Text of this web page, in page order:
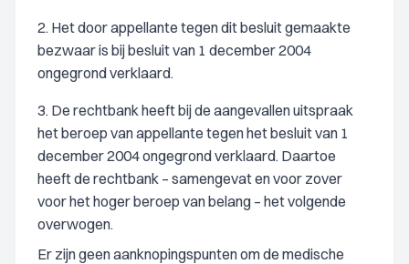
2. Het door appellante tegen dit besluit gemaakte
bezwaar is bij besluit van 1 december 2004
ongegrond verklaard.
3. De rechtbank heeft bij de aangevallen uitspraak
het beroep van appellante tegen het besluit van 1
december 2004 ongegrond verklaard. Daartoe
heeft de rechtbank – samengevat en voor zover
voor het hoger beroep van belang – het volgende
overwogen.
Er zijn geen aanknopingspunten om de medische